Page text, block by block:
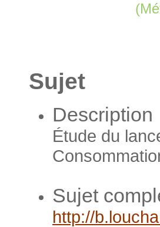
Sujet
Description
Étude du
Sujet
http://